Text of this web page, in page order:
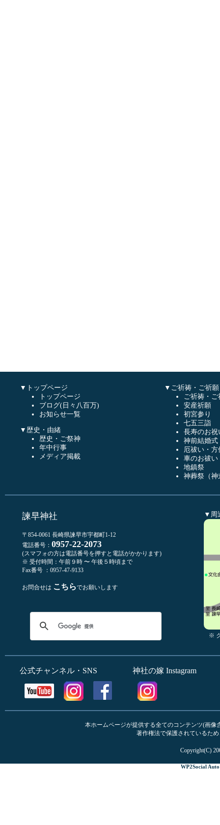
▼トップページ
トップページ
ブログ(日々八百万)
お知らせ一覧
▼歴史・由緒
歴史・ご祭神
年中行事
メディア掲載
▼ご祈祷・ご祈願
ご祈祷・
安産祈願
初宮参り
七五三詣
長寿のお祝
神前結婚式
厄祓い・方
車のお祓い
地鎮祭
神葬祭（神
諫早神社
〒854-0061 長崎県諫早市宇都町1-12
電話番号： 0957-22-2073
(スマフォの方は電話番号を押すと電話がかかります)
※ 受付時間：午前９時 〜 午後５時頃まで
Fax番号 ：0957-47-9133
お問合せは こちらでお願いします
▼周
※
公式チャンネル・SNS 神社の嫁 Instagram
本ホームページが提供する全てのコンテンツ(画
著作権法で保護されているた
Copyright(C)
WP2Social